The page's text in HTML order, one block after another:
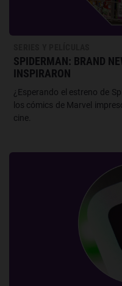
SPIDERMAN: BRAND
INSPIRARON
¿Esperando el estreno de
los cómics de Marvel
cine.